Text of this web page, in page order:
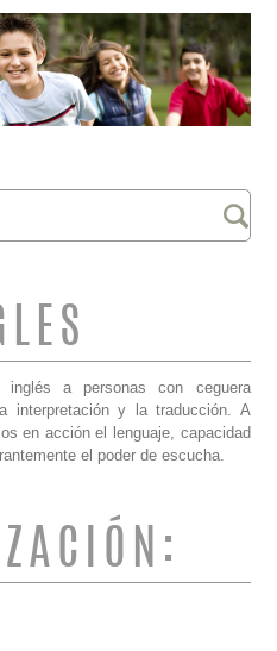
DE
inglés a personas con ceguera
interpretación y la traducción. A
en acción el lenguaje, capacidad
el poder de escucha.